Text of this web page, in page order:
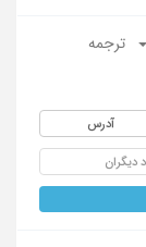
ترجمه
آدرس
دیگران